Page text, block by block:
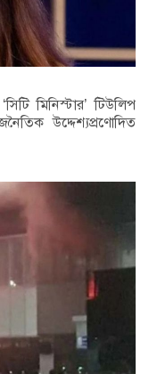
মিনিস্টার’ টিউলিপ
উদ্দেশ্যপ্রণোদিত